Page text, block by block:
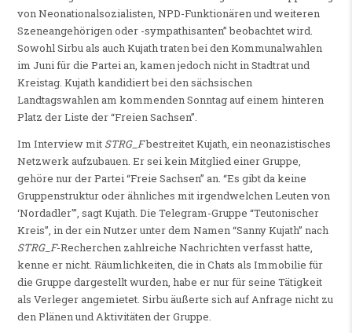
von Neonationalsozialisten, NPD-Funktionären und weiteren
Szeneangehörigen oder -sympathisanten” beobachtet wird.
Sowohl Sirbu als auch Kujath traten bei den Kommunalwahlen
im Juni für die Partei an, kamen jedoch nicht in Stadtrat und
Kreistag. Kujath kandidiert bei den sächsischen
Landtagswahlen am kommenden Sonntag auf einem hinteren
Platz der Liste der “Freien Sachsen”.
Im Interview mit STRG_Fbestreitet Kujath, ein neonazistisches
Netzwerk aufzubauen. Er sei kein Mitglied einer Gruppe,
gehöre nur der Partei “Freie Sachsen” an. “Es gibt da keine
Gruppenstruktur oder ähnliches mit irgendwelchen Leuten von
‘Nordadler'”, sagt Kujath. Die Telegram-Gruppe “Teutonischer
Kreis”, in der ein Nutzer unter dem Namen “Sanny Kujath” nach
STRG_F-Recherchen zahlreiche Nachrichten verfasst hatte,
kenne er nicht. Räumlichkeiten, die in Chats als Immobilie für
die Gruppe dargestellt wurden, habe er nur für seine Tätigkeit
als Verleger angemietet. Sirbu äußerte sich auf Anfrage nicht zu
den Plänen und Aktivitäten der Gruppe.